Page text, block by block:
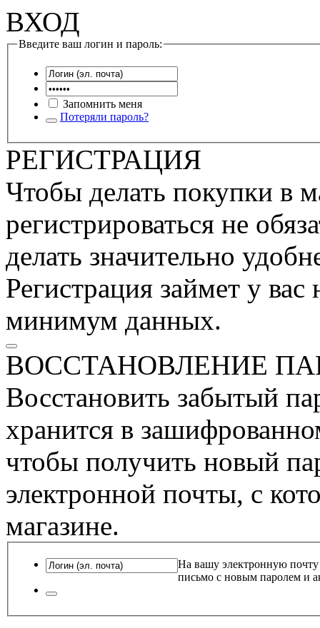
ВХОД
Введите ваш логин и пароль:
Запомнить меня
Потеряли пароль?
РЕГИСТРАЦИЯ
Чтобы делать покупки в
регистрироваться не
делать значительно
Регистрация займет у
минимум данных.
ВОССТАНОВЛЕНИЕ
Восстановить забытый
хранится в
чтобы получить новый
электронной почты, с
магазине.
На вашу электронную почту
письмо с новым паролем и